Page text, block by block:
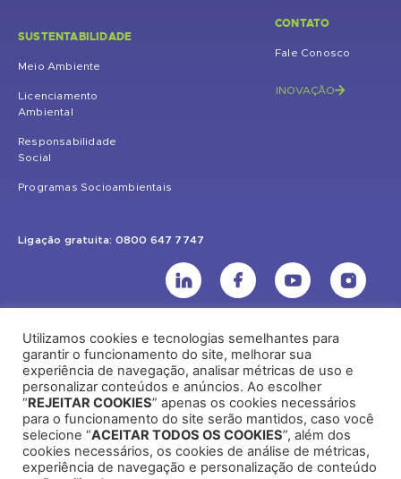
SUSTENTABILIDADE
Meio Ambiente
Licenciamento
Ambiental
Responsabilidade
Social
Programas Socioambientais
CONTATO
Fale Conosco
INOVAÇÃO
Ligação gratuita: 0800 647 7747
UHE Jirau
Rodovia BR-364, KM 824 S/Nº - Distrito de Jaci Paraná – Porto Velho
(RO) – CEP: 76840-000 – Telefone: (69) 2182.8600
Rio de Janeiro (RJ)
Utilizamos cookies e tecnologias semelhantes para
garantir o funcionamento do site, melhorar sua
experiência de navegação, analisar métricas de uso e
personalizar conteúdos e anúncios. Ao escolher
“REJEITAR COOKIES” apenas os cookies necessários
para o funcionamento do site serão mantidos, caso você
selecione “ACEITAR TODOS OS COOKIES”, além dos
cookies necessários, os cookies de análise de métricas,
experiência de navegação e personalização de conteúdo